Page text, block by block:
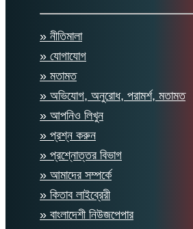
» নীতিমালা
» যোগাযোগ
» মতামত
» অভিযোগ, অনুরোধ, পরামর্শ, মতামত
» আপনিও লিখুন
» প্রশ্ন করুন
» প্রশ্নোত্তর বিভাগ
» আমাদের সম্পর্কে
» কিতাব লাইব্রেরী
» বাংলাদেশী নিউজপেপার